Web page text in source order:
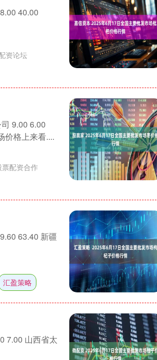
40.00
资论坛
9.00 6.00
价格上来看....
票配资合作
63.40 新疆
汇盈策略
7.00 山西省太
沪深300 4694.44 43.13